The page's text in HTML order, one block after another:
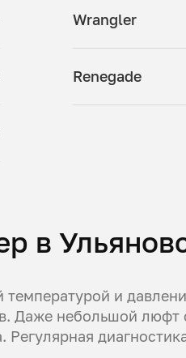
Wrangler
Renegade
в
и
Даже небольшой люфт